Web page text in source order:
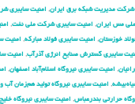
شركت مدیریت شبكه برق ایران, امنیت سایبری
مس ایران, امنیت سایبری شرکت ملی نفت,
خوزستان, امنیت سایبری فولاد مبارکه, امنیت
سایبری گسترش صنایع انرژی آذرآب, امنیت
, امنیت سایبری نیروگاه اسلام‌آباد اصفهان,
, امنیت سایبری نیروگاه تولید هم‌زمان
حرارتی بندرعباس, امنیت سایبری نیروگاه